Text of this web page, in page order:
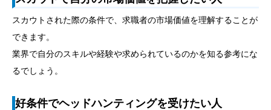
スカウトされた際の条件で、求職者の市場価値を理解することが
できます。
業界で自分のスキルや経験や求められているのかを知る参考にな
るでしょう。
好条件でヘッドハンティングを受けたい人